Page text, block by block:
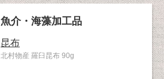
魚介・海藻加工品
昆布
北村物産 羅臼昆布 90g